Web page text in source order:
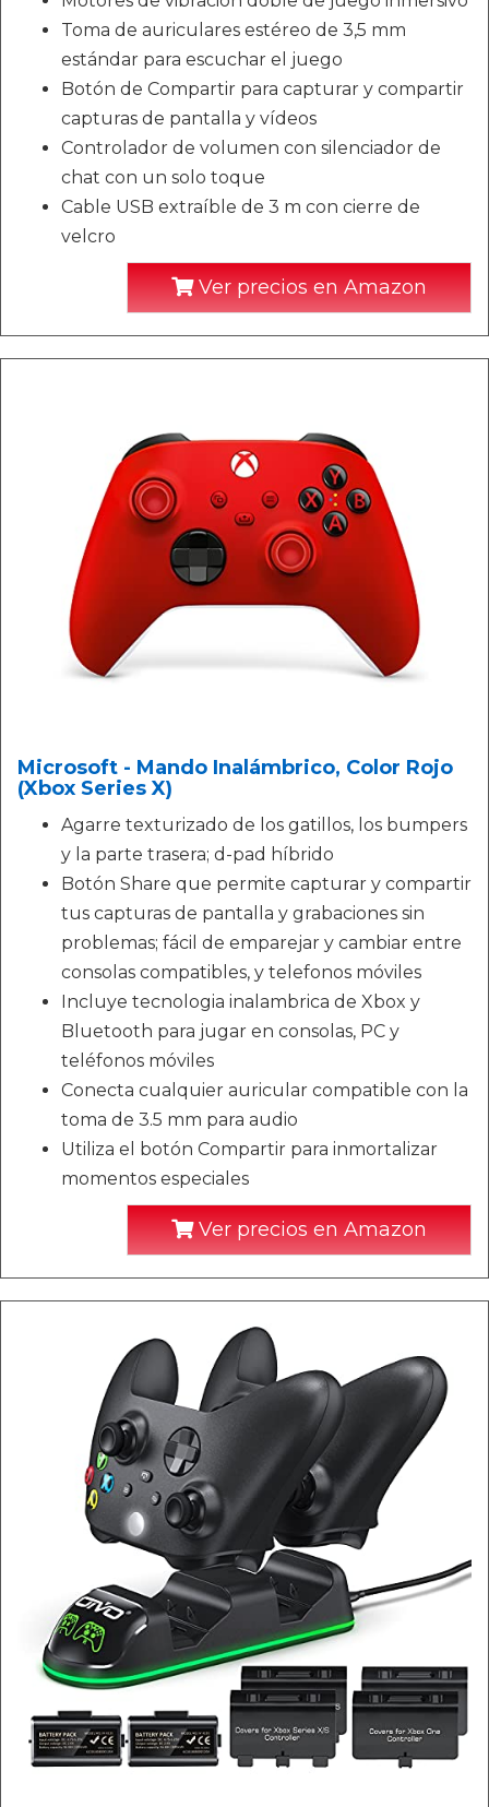
Toma de auriculares estéreo de 3,5 mm
estándar para escuchar el juego
Botón de Compartir para capturar y compartir
capturas de pantalla y vídeos
Controlador de volumen con silenciador de
chat con un solo toque
Cable USB extraíble de 3 m con cierre de
velcro
Ver precios en Amazon
Microsoft - Mando Inalámbrico, Color Rojo
(Xbox Series X)
Agarre texturizado de los gatillos, los bumpers
y la parte trasera; d-pad híbrido
Botón Share que permite capturar y compartir
tus capturas de pantalla y grabaciones sin
problemas; fácil de emparejar y cambiar entre
consolas compatibles, y telefonos móviles
Incluye tecnologia inalambrica de Xbox y
Bluetooth para jugar en consolas, PC y
teléfonos móviles
Conecta cualquier auricular compatible con la
toma de 3.5 mm para audio
Utiliza el botón Compartir para inmortalizar
momentos especiales
Ver precios en Amazon